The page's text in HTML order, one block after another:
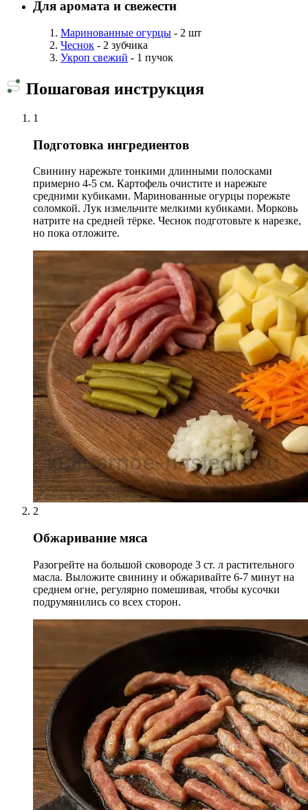
Для аромата и свежести
Маринованные огурцы - 2 шт
Чеснок - 2 зубчика
Укроп свежий - 1 пучок
Пошаговая инструкция
1
Подготовка ингредиентов
Свинину нарежьте тонкими длинными полосками
примерно 4-5 см. Картофель очистите и нарежьте
средними кубиками. Маринованные огурцы порежьте
соломкой. Лук измельчите мелкими кубиками. Морковь
натрите на средней тёрке. Чеснок подготовьте к нарезке,
но пока отложите.
2
Обжаривание мяса
Разогрейте на большой сковороде 3 ст. л растительного
масла. Выложите свинину и обжаривайте 6-7 минут на
среднем огне, регулярно помешивая, чтобы кусочки
подрумянились со всех сторон.